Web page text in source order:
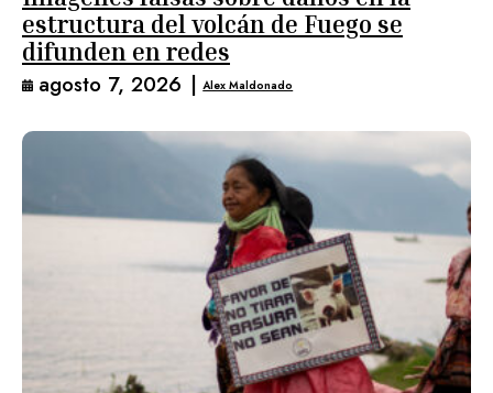
estructura del volcán de Fuego se
difunden en redes
agosto 7, 2026 | Alex Maldonado